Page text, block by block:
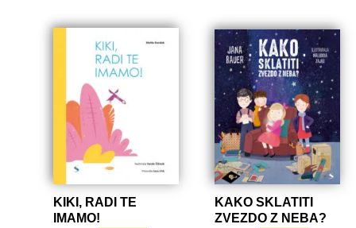
KIKI, RADI TE
IMAMO!
KAKO SKLATITI
ZVEZDO Z NEBA?